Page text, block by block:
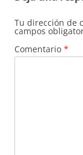
Tu dirección de
campos
Comentario *